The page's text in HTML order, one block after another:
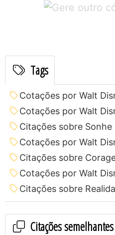
Tags
Cotações por Walt
Cotações por Walt
Citações sobre Sonhe
Cotações por Walt
Citações sobre
Cotações por Walt
Citações sobre
Citações semelhantes